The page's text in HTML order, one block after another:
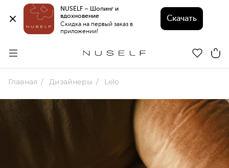
NUSELF – Шопинг и
вдохновение
Скидка на первый заказ в
приложении!
Скачать
Главная Дизайнеры Lelo